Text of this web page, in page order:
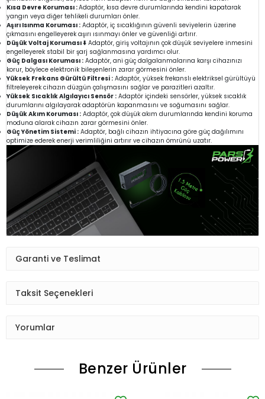
Kısa Devre Koruması :Adaptör, kısa devre durumlarında kendini kapatarak
yangın veya diğer tehlikeli durumları önler.
Aşırı Isınma Koruması : Adaptör, iç sıcaklığının güvenli seviyelerin üzerine
çıkmasını engelleyerek aşırı ısınmayı önler ve güvenliği artırır.
Düşük Voltaj Koruması ⬇️ Adaptör, giriş voltajının çok düşük seviyelere inmesini
engelleyerek stabil bir şarj sağlanmasına yardımcı olur.
Güç Dalgası Koruması : Adaptör, ani güç dalgalanmalarına karşı cihazınızı
korur, böylece elektronik bileşenlerin zarar görmesini önler.
Yüksek Frekans Gürültü Filtresi : Adaptör, yüksek frekanslı elektriksel gürültüyü
filtreleyerek cihazın düzgün çalışmasını sağlar ve parazitleri azaltır.
Yüksek Sıcaklık Algılayıcı Sensör : Adaptör içindeki sensörler, yüksek sıcaklık
durumlarını algılayarak adaptörün kapanmasını ve soğumasını sağlar.
Düşük Akım Koruması : Adaptör, çok düşük akım durumlarında kendini koruma
moduna alarak cihazın zarar görmesini önler.
Güç Yönetim Sistemi : Adaptör, bağlı cihazın ihtiyacına göre güç dağılımını
optimize ederek enerji verimliliğini artırır ve cihazın ömrünü uzatır.
Garanti ve Teslimat
Taksit Seçenekleri
Yorumlar
Benzer Ürünler